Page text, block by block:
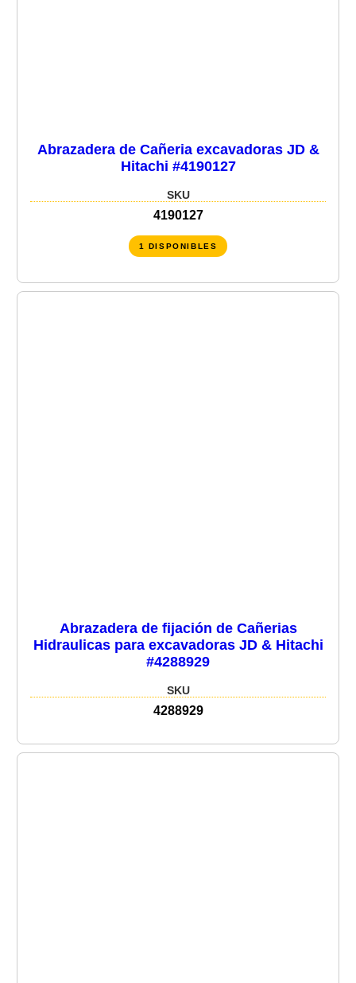
Abrazadera de Cañeria excavadoras JD &
Hitachi #4190127
SKU
4190127
1 DISPONIBLES
Abrazadera de fijación de Cañerias
Hidraulicas para excavadoras JD & Hitachi
#4288929
SKU
4288929